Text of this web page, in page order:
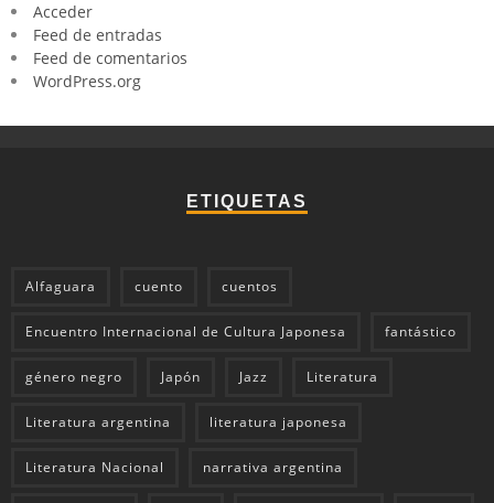
Acceder
Feed de entradas
Feed de comentarios
WordPress.org
ETIQUETAS
Alfaguara cuento cuentos
Encuentro Internacional de Cultura Japonesa fantástico
género negro Japón Jazz Literatura
Literatura argentina literatura japonesa
Literatura Nacional narrativa argentina